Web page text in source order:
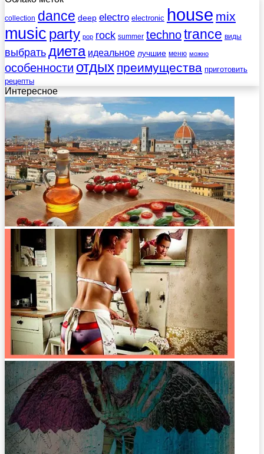
collection dance deep electro electronic house mix
music party pop rock summer technotrance виды
выбратьдиета идеальное лучшие меню можно
особенности отдых преимущества приготовить
рецепты
Интересное